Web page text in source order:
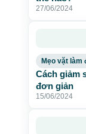
27/06/2024
Mẹo vặt làm
Cách giảm
đơn giản
15/06/2024